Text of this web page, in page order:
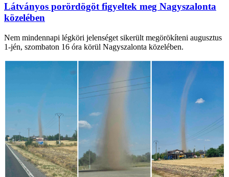
Látványos porördögöt figyeltek meg Nagyszalonta
közelében
Nem mindennapi légköri jelenséget sikerült megörökíteni augusztus
1-jén, szombaton 16 óra körül Nagyszalonta közelében.